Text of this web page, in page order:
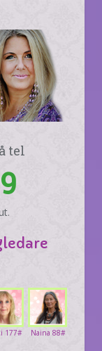
tel
Naina 88#
177#